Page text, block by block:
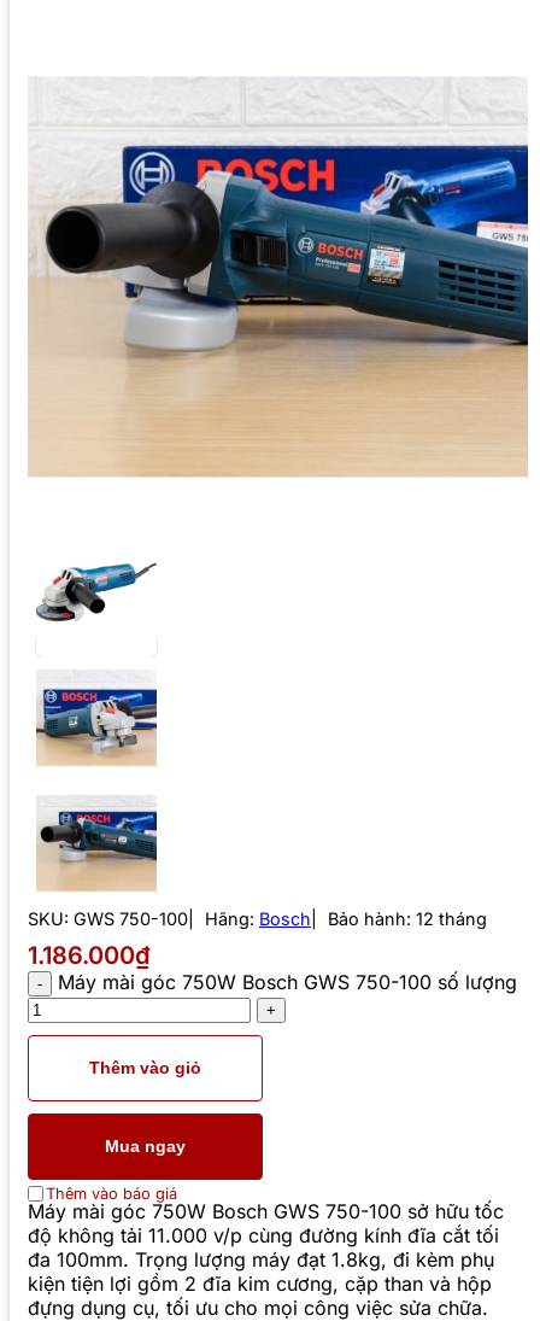
SKU: GWS 750-100 Hãng: Bosch Bảo hành: 12 tháng
1.186.000₫
Máy mài góc 750W Bosch GWS 750-100 số lượng
Thêm vào giỏ
Mua ngay
Thêm vào báo giá
Máy mài góc 750W Bosch GWS 750-100 sở hữu tốc
độ không tải 11.000 v/p cùng đường kính đĩa cắt tối
đa 100mm. Trọng lượng máy đạt 1.8kg, đi kèm phụ
kiện tiện lợi gồm 2 đĩa kim cương, cặp than và hộp
đựng dụng cụ, tối ưu cho mọi công việc sửa chữa.